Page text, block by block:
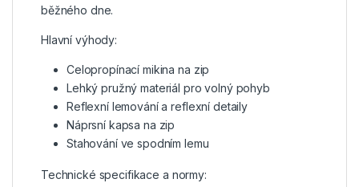
běžného dne.
Hlavní výhody:
Celopropínací mikina na zip
Lehký pružný materiál pro volný pohyb
Reflexní lemování a reflexní detaily
Náprsní kapsa na zip
Stahování ve spodním lemu
Technické specifikace a normy: